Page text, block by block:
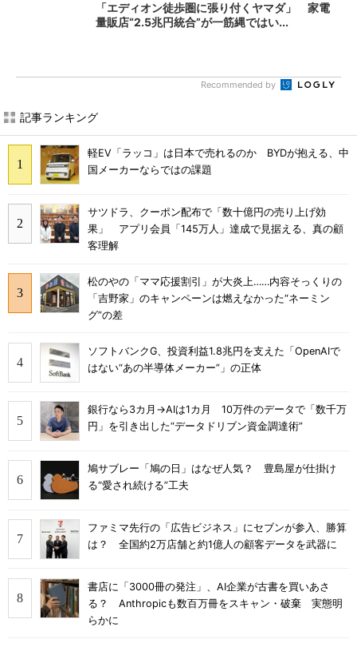
「エディオン徒歩圏に張り付くヤマダ」 家電
量販店“2.5兆円統合”が一筋縄ではい...
Recommended by
記事ランキング
軽EV「ラッコ」は日本で売れるのか BYDが抱える、中
国メーカーならではの課題
サツドラ、クーポン配布で「数十億円の売り上げ効
果」 アプリ会員「145万人」達成で見据える、真の顧
客理解
松のやの「ママ応援割引」が大炎上……内容そっくりの
「吉野家」のキャンペーンは燃えなかった“ネーミン
グ”の差
ソフトバンクG、投資利益1.8兆円を支えた「OpenAIで
はない“あの半導体メーカー”」の正体
銀行なら3カ月→AIは1カ月 10万件のデータで「数千万
円」を引き出した“データドリブン資金調達術”
鳩サブレー「鳩の日」はなぜ人気？ 豊島屋が仕掛け
る“愛され続ける”工夫
ファミマ先行の「広告ビジネス」にセブンが参入、勝算
は？ 全国約2万店舗と約1億人の顧客データを武器に
書店に「3000冊の発注」、AI企業が古書を買いあさ
る？ Anthropicも数百万冊をスキャン・破棄 実態明
らかに